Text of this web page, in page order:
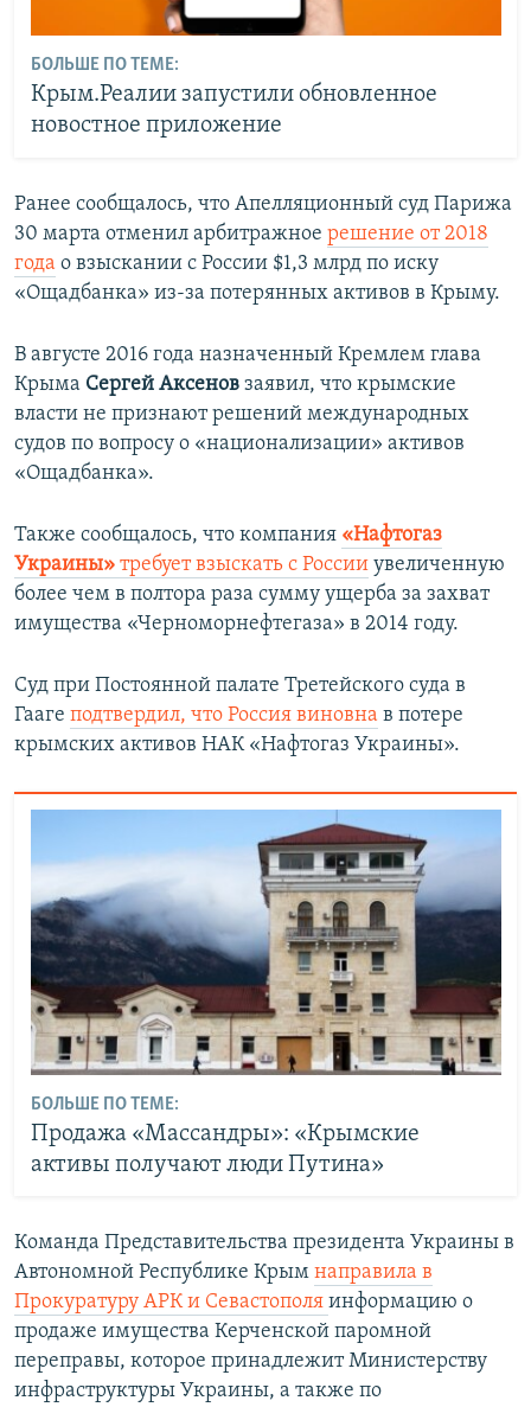
БОЛЬШЕ ПО ТЕМЕ:
Крым.Реалии запустили обновленное
новостное приложение
Ранее сообщалось, что Апелляционный суд Парижа
30 марта отменил арбитражное решение от 2018
года о взыскании с России $1,3 млрд по иску
«Ощадбанка» из-за потерянных активов в Крыму.
В августе 2016 года назначенный Кремлем глава
Крыма Сергей Аксенов заявил, что крымские
власти не признают решений международных
судов по вопросу о «национализации» активов
«Ощадбанка».
Также сообщалось, что компания «Нафтогаз
Украины» требует взыскать с России увеличенную
более чем в полтора раза сумму ущерба за захват
имущества «Черноморнефтегаза» в 2014 году.
Суд при Постоянной палате Третейского суда в
Гааге подтвердил, что Россия виновна в потере
крымских активов НАК «Нафтогаз Украины».
БОЛЬШЕ ПО ТЕМЕ:
Продажа «Массандры»: «Крымские
активы получают люди Путина»
Команда Представительства президента Украины в
Автономной Республике Крым направила в
Прокуратуру АРК и Севастополя информацию о
продаже имущества Керченской паромной
переправы, которое принадлежит Министерству
инфраструктуры Украины, а также по